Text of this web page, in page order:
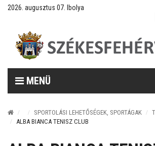
2026. augusztus 07. Ibolya
MENÜ
SPORTOLÁSI LEHETŐSÉGEK, SPORTÁGAK
ALBA BIANCA TENISZ CLUB